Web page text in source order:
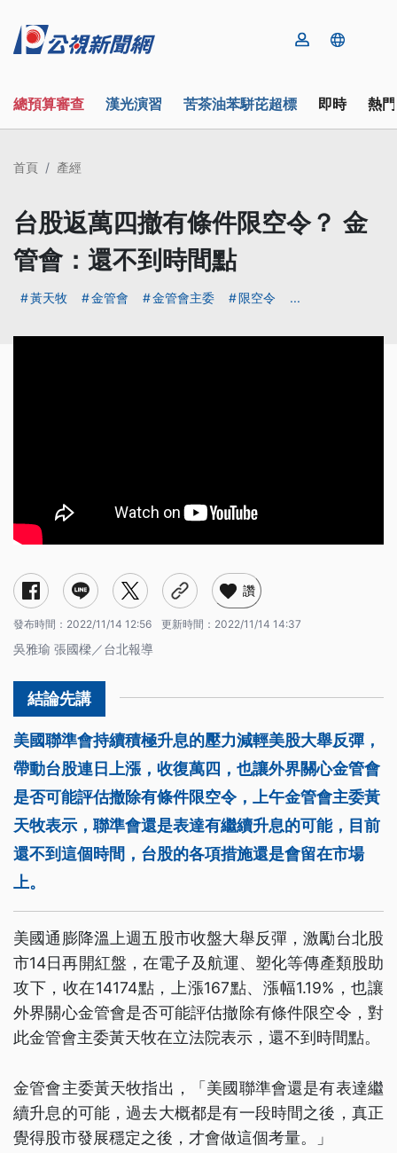
總預算審查 漢光演習 苦茶油苯駢芘超標 即時 熱
首頁 產經
台股返萬四撤有條件限空令？ 金
管會：還不到時間點
黃天牧 金管會 金管會主委 限空令 ...
讚
發布時間： 2022/11/14 12:56 更新時間： 2022/11/14 14:37
吳雅瑜 張國樑／台北報導
美國聯準會持續積極升息的壓力減輕美股大舉反彈，
帶動台股連日上漲，收復萬四，也讓外界關心金管會
是否可能評估撤除有條件限空令，上午金管會主委黃
天牧表示，聯準會還是表達有繼續升息的可能，目前
還不到這個時間，台股的各項措施還是會留在市場
上。
美國通膨降溫上週五股市收盤大舉反彈，激勵台北股
市14日再開紅盤，在電子及航運、塑化等傳產類股助
攻下，收在14174點，上漲167點、漲幅1.19%，也讓
外界關心金管會是否可能評估撤除有條件限空令，對
此金管會主委黃天牧在立法院表示，還不到時間點。
金管會主委黃天牧指出，「美國聯準會還是有表達繼
續升息的可能，過去大概都是有一段時間之後，真正
覺得股市發展穩定之後，才會做這個考量。」